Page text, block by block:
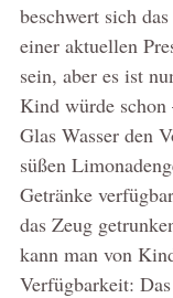
beschwert sich
einer aktuellen
sein, aber es ist
Kind würde
Glas Wasser den
süßen
Getränke
das Zeug
kann man von
Verfügbarkeit: